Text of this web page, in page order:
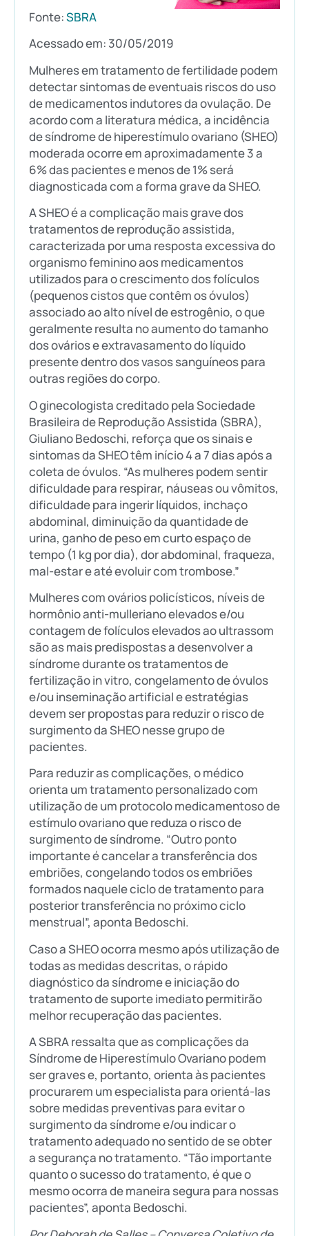
Fonte:SBRA
Acessado em: 30/05/2019
Mulheres em tratamento de fertilidade podem
detectar sintomas de eventuais riscos do uso
de medicamentos indutores da ovulação. De
acordo com a literatura médica, a incidência
de síndrome de hiperestímulo ovariano (SHEO)
moderada ocorre em aproximadamente 3 a
6% das pacientes e menos de 1% será
diagnosticada com a forma grave da SHEO.
A SHEO é a complicação mais grave dos
tratamentos de reprodução assistida,
caracterizada por uma resposta excessiva do
organismo feminino aos medicamentos
utilizados para o crescimento dos folículos
(pequenos cistos que contêm os óvulos)
associado ao alto nível de estrogênio, o que
geralmente resulta no aumento do tamanho
dos ovários e extravasamento do líquido
presente dentro dos vasos sanguíneos para
outras regiões do corpo.
O ginecologista creditado pela Sociedade
Brasileira de Reprodução Assistida (SBRA),
Giuliano Bedoschi, reforça que os sinais e
sintomas da SHEO têm início 4 a 7 dias após a
coleta de óvulos. “As mulheres podem sentir
dificuldade para respirar, náuseas ou vômitos,
dificuldade para ingerir líquidos, inchaço
abdominal, diminuição da quantidade de
urina, ganho de peso em curto espaço de
tempo (1 kg por dia), dor abdominal, fraqueza,
mal-estar e até evoluir com trombose.”
Mulheres com ovários policísticos, níveis de
hormônio anti-mulleriano elevados e/ou
contagem de folículos elevados ao ultrassom
são as mais predispostas a desenvolver a
síndrome durante os tratamentos de
fertilização in vitro, congelamento de óvulos
e/ou inseminação artificial e estratégias
devem ser propostas para reduzir o risco de
surgimento da SHEO nesse grupo de
pacientes.
Para reduzir as complicações, o médico
orienta um tratamento personalizado com
utilização de um protocolo medicamentoso de
estímulo ovariano que reduza o risco de
surgimento de síndrome. “Outro ponto
importante é cancelar a transferência dos
embriões, congelando todos os embriões
formados naquele ciclo de tratamento para
posterior transferência no próximo ciclo
menstrual”, aponta Bedoschi.
Caso a SHEO ocorra mesmo após utilização de
todas as medidas descritas, o rápido
diagnóstico da síndrome e iniciação do
tratamento de suporte imediato permitirão
melhor recuperação das pacientes.
A SBRA ressalta que as complicações da
Síndrome de Hiperestímulo Ovariano podem
ser graves e, portanto, orienta às pacientes
procurarem um especialista para orientá-las
sobre medidas preventivas para evitar o
surgimento da síndrome e/ou indicar o
tratamento adequado no sentido de se obter
a segurança no tratamento. “Tão importante
quanto o sucesso do tratamento, é que o
mesmo ocorra de maneira segura para nossas
pacientes”, aponta Bedoschi.